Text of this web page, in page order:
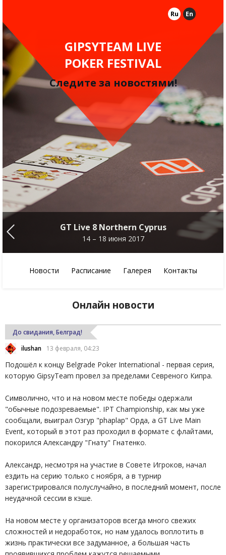
En
Ru
GIPSYTEAM LIVE
POKER FESTIVAL
Следите за новостями!
GT Live 8 Northern Cyprus
14 – 18 июня 2017
Новости Расписание Галерея Контакты
Онлайн новости
До свидания, Белград!
ilushan
13 февраля, 04:23
Подошёл к концу Belgrade Poker International - первая серия,
которую GipsyTeam провел за пределами Севреного Кипра.
Символично, что и на новом месте победы одержали
"обычные подозреваемые". IPT Championship, как мы уже
сообщали, выиграл Озгур "phaplap" Орда, а GT Live Main
Event, который в этот раз проходил в формате с флайтами,
покорился Александру "Гнату" Гнатенко.
Александр, несмотря на участие в Совете Игроков, начал
ездить на серию только с ноября, а в турнир
зарегистрировался полуслучайно, в последний момент, после
неудачной сессии в кэше.
На новом месте у организаторов всегда много свежих
сложностей и недоработок, но нам удалось воплотить в
жизнь практически все задуманное, а большая часть